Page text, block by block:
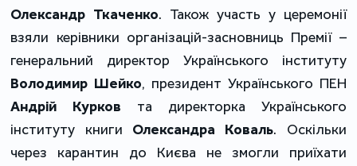
Олександр Ткаченко. Також участь у церемонії
взяли керівники організацій-засновниць Премії –
генеральний директор Українського інституту
Володимир Шейко, президент Українського ПЕН
Андрій Курков та директорка Українського
інституту книги Олександра Коваль. Оскільки
через карантин до Києва не змогли приїхати